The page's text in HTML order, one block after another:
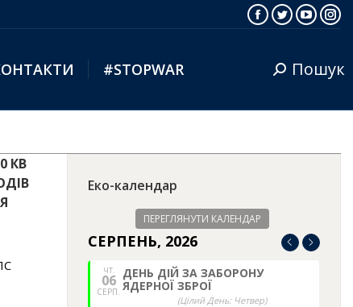
Facebook
Twitter
#STOPWAR Search:Пошук
КВ
Еко-календар
ПЕРЕГЛЯНУТИ КАЛЕНДАР
СЕРПЕНЬ, 2026
ЧТ.
06
СЕРП.
ДЕНЬ ДІЙ ЗА ЗАБОРОНУ
ЯДЕРНОЇ ЗБРОЇ
(Цілий День: Четвер)